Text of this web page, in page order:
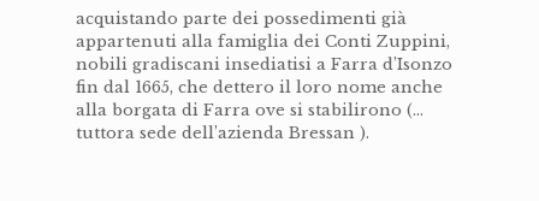
acquistando parte dei possedimenti già
appartenuti alla famiglia dei Conti Zuppini,
nobili gradiscani insediatisi a Farra d’Isonzo
fin dal 1665, che dettero il loro nome anche
alla borgata di Farra ove si stabilirono (…
tuttora sede dell’azienda Bressan ).